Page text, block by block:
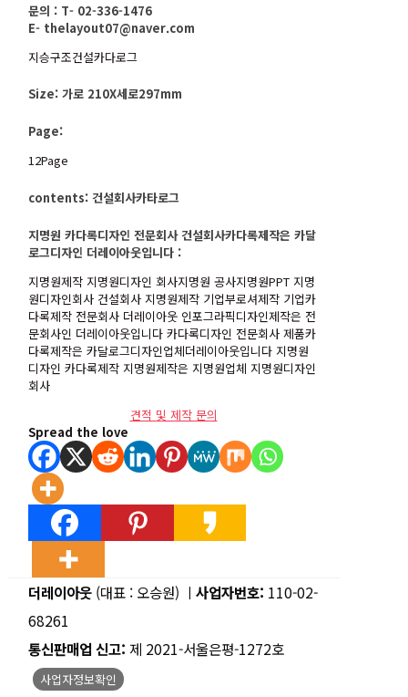
문의 : T- 02-336-1476
E- thelayout07@naver.com
지승구조건설카다로그
Size: 가로 210X세로297mm
Page:
12Page
contents: 건설회사카타로그
지명원 카다록디자인 전문회사 건설회사카다록제작은 카달
로그디자인 더레이아웃입니다 :
지명원제작 지명원디자인 회사지명원 공사지명원PPT 지명
원디자인회사 건설회사 지명원제작 기업부로셔제작 기업카
다록제작 전문회사 더레이아웃 인포그라픽디자인제작은 전
문회사인 더레이아웃입니다 카다록디자인 전문회사 제품카
다록제작은 카달로그디자인업체더레이아웃입니다 지명원
디자인 카다록제작 지명원제작은 지명원업체 지명원디자인
회사
견적 및 제작 문의
Spread the love
더레이아웃 (대표 : 오승원) ㅣ 사업자번호: 110-02-
68261
통신판매업 신고: 제 2021-서울은평-1272호
사업자정보확인